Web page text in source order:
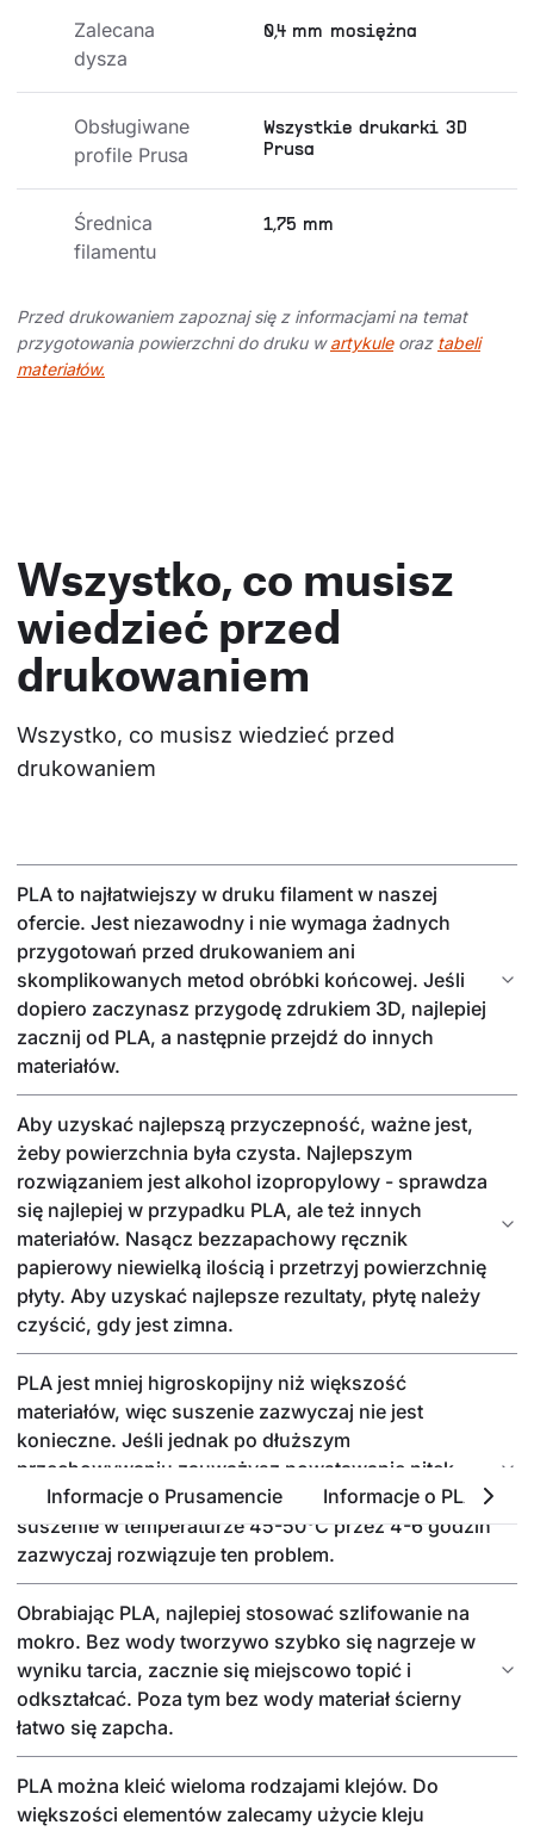
Informacje o Prusamencie Informacje o PLA
Zalecana
dysza
0,4 mm mosiężna
Obsługiwane
profile Prusa
Wszystkie drukarki 3D
Prusa
Średnica
filamentu
1,75 mm
Przed drukowaniem zapoznaj się z informacjami na temat
przygotowania powierzchni do druku wartykuleoraz tabeli
materiałów.
Wszystko, co musisz
wiedzieć przed
drukowaniem
Wszystko, co musisz wiedzieć przed
drukowaniem
PLA to najłatwiejszy w druku filament w naszej
ofercie. Jest niezawodny i nie wymaga żadnych
przygotowań przed drukowaniem ani
skomplikowanych metod obróbki końcowej. Jeśli
dopiero zaczynasz przygodę zdrukiem 3D, najlepiej
zacznij od PLA, a następnie przejdź do innych
materiałów.
Aby uzyskać najlepszą przyczepność, ważne jest,
żeby powierzchnia była czysta. Najlepszym
rozwiązaniem jest alkohol izopropylowy - sprawdza
się najlepiej w przypadku PLA, ale też innych
materiałów. Nasącz bezzapachowy ręcznik
papierowy niewielką ilością i przetrzyj powierzchnię
płyty. Aby uzyskać najlepsze rezultaty, płytę należy
czyścić, gdy jest zimna.
PLA jest mniej higroskopijny niż większość
materiałów, więc suszenie zazwyczaj nie jest
konieczne. Jeśli jednak po dłuższym
przechowywaniu zauważysz powstawanie nitek,
pęcherzyków lub chropowatość powierzchni,
suszenie w temperaturze 45-50°C przez 4-6 godzin
zazwyczaj rozwiązuje ten problem.
Obrabiając PLA, najlepiej stosować szlifowanie na
mokro. Bez wody tworzywo szybko się nagrzeje w
wyniku tarcia, zacznie się miejscowo topić i
odkształcać. Poza tym bez wody materiał ścierny
łatwo się zapcha.
PLA można kleić wieloma rodzajami klejów. Do
większości elementów zalecamy użycie kleju